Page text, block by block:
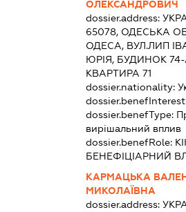
ОЛЕКСАНДРОВИЧ
dossier.address:
65078, ОДЕСЬКА
ОДЕСА, ВУЛ.ЛИП
ЮРІЯ, БУДИНОК
КВАРТИРА 71
dossier.nationality:
dossier.benefType:
вирішальний вплив
dossier.benefRole:
БЕНЕФІЦІАРНИЙ
КАРМАЦЬКА
МИКОЛАЇВНА
dossier.address: